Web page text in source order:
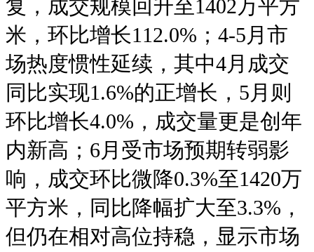
复，成交规模回升至1402万平方
米，环比增长112.0%；4-5月市
场热度惯性延续，其中4月成交
同比实现1.6%的正增长，5月则
环比增长4.0%，成交量更是创年
内新高；6月受市场预期转弱影
响，成交环比微降0.3%至1420万
平方米，同比降幅扩大至3.3%，
但仍在相对高位持稳，显示市场